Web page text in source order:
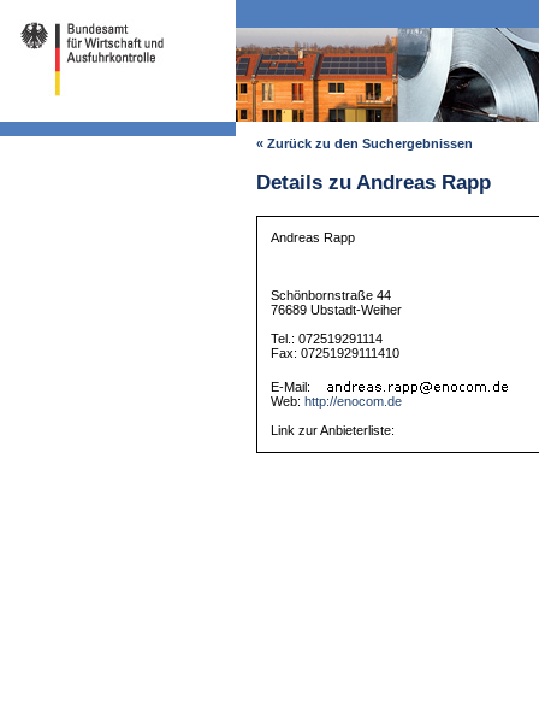
« Zurück zu den Suchergebnissen
Details zu Andreas Rapp
Andreas Rapp
Schönbornstraße 44
76689 Ubstadt-Weiher
Tel.: 072519291114
Fax: 07251929111410
E-Mail:
Web: http://enocom.de
Link zur Anbieterliste: